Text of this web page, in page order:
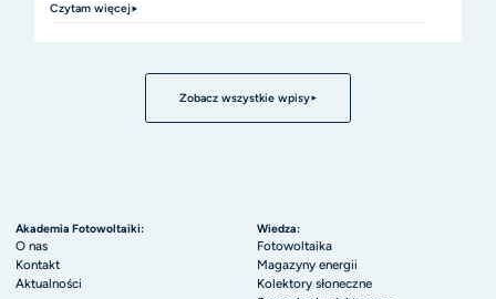
Czytam więcej
Zobacz wszystkie wpisy
Akademia Fotowoltaiki:
O nas
Kontakt
Aktualności
Wiedza:
Fotowoltaika
Magazyny energii
Kolektory słoneczne